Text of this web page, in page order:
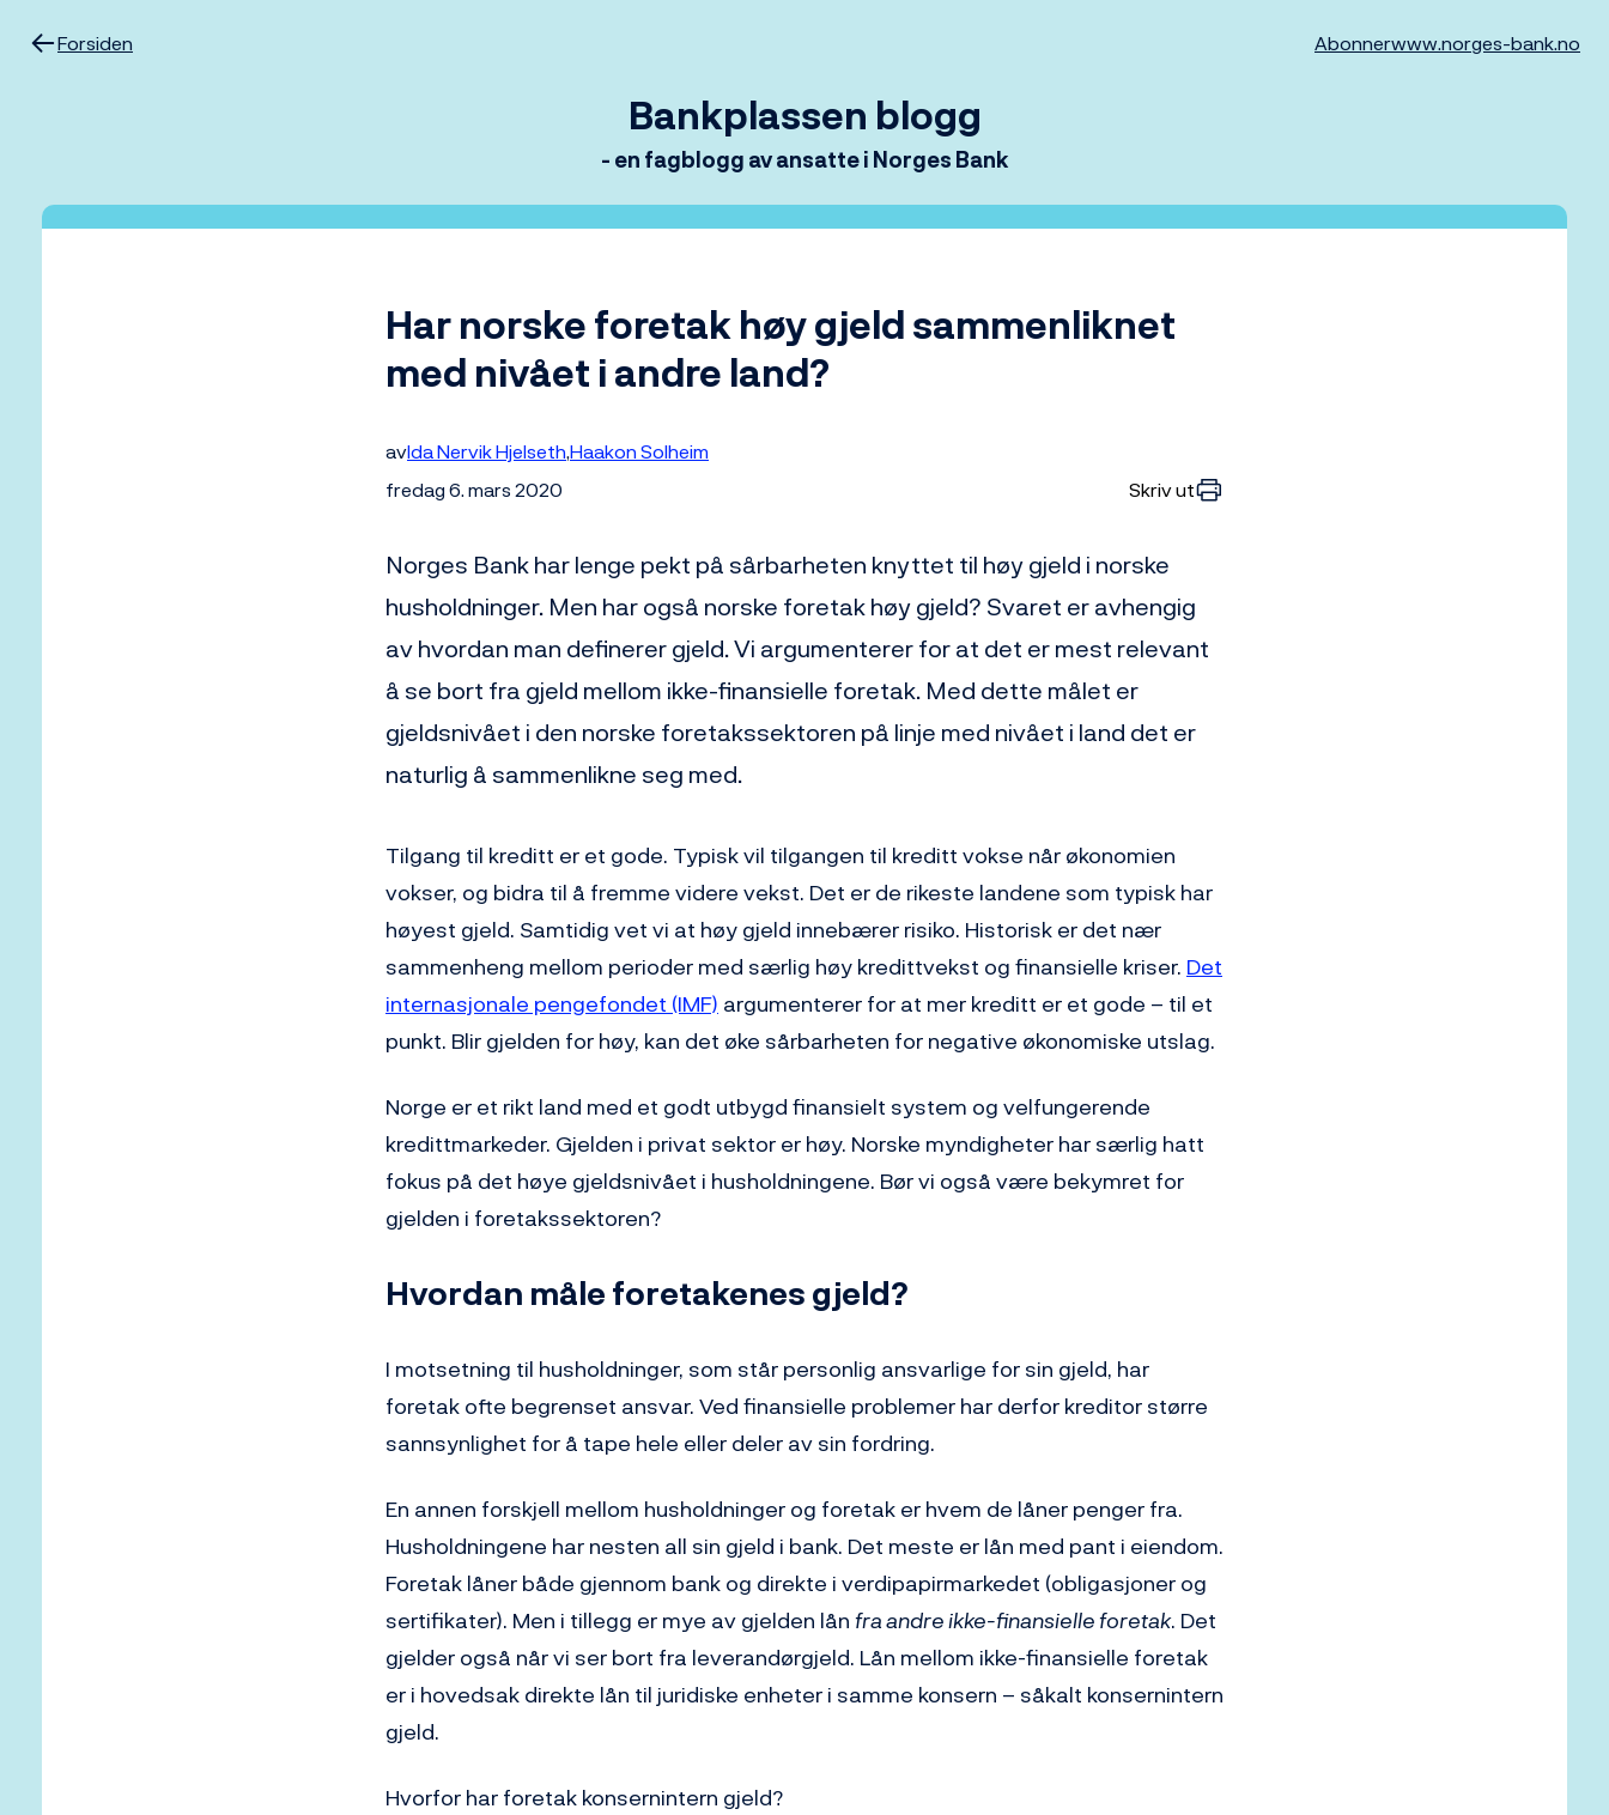
Forsiden Abonnerwww.norges-bank.no
Bankplassen blogg
- en fagblogg av ansatte i Norges Bank
Har norske foretak høy gjeld sammenliknet
med nivået i andre land?
avIda Nervik HjelsethHaakon Solheim
fredag 6. mars 2020
Skriv ut
Norges Bank har lenge pekt på sårbarheten knyttet til høy gjeld i norske
husholdninger. Men har også norske foretak høy gjeld? Svaret er avhengig
av hvordan man definerer gjeld. Vi argumenterer for at det er mest relevant
å se bort fra gjeld mellom ikke-finansielle foretak. Med dette målet er
gjeldsnivået i den norske foretakssektoren på linje med nivået i land det er
naturlig å sammenlikne seg med.
Tilgang til kreditt er et gode. Typisk vil tilgangen til kreditt vokse når økonomien
vokser, og bidra til å fremme videre vekst. Det er de rikeste landene som typisk har
høyest gjeld. Samtidig vet vi at høy gjeld innebærer risiko. Historisk er det nær
sammenheng mellom perioder med særlig høy kredittvekst og finansielle kriser. Det
internasjonale pengefondet (IMF) argumenterer for at mer kreditt er et gode – til et
punkt. Blir gjelden for høy, kan det øke sårbarheten for negative økonomiske utslag.
Norge er et rikt land med et godt utbygd finansielt system og velfungerende
kredittmarkeder. Gjelden i privat sektor er høy. Norske myndigheter har særlig hatt
fokus på det høye gjeldsnivået i husholdningene. Bør vi også være bekymret for
gjelden i foretakssektoren?
Hvordan måle foretakenes gjeld?
I motsetning til husholdninger, som står personlig ansvarlige for sin gjeld, har
foretak ofte begrenset ansvar. Ved finansielle problemer har derfor kreditor større
sannsynlighet for å tape hele eller deler av sin fordring.
En annen forskjell mellom husholdninger og foretak er hvem de låner penger fra.
Husholdningene har nesten all sin gjeld i bank. Det meste er lån med pant i eiendom.
Foretak låner både gjennom bank og direkte i verdipapirmarkedet (obligasjoner og
sertifikater). Men i tillegg er mye av gjelden lånfra andre ikke-finansielle foretak. Det
gjelder også når vi ser bort fra leverandørgjeld. Lån mellom ikke-finansielle foretak
er i hovedsak direkte lån til juridiske enheter i samme konsern – såkalt konsernintern
gjeld.
Hvorfor har foretak konsernintern gjeld?